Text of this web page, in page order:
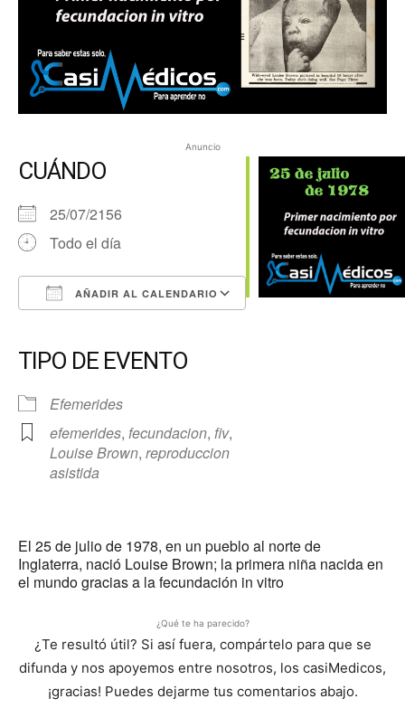
Anuncio
CUÁNDO
25/07/2156
Todo el día
AÑADIR AL CALENDARIO
TIPO DE EVENTO
Efemerides
efemerides, fecundacion, fiv,
Louise Brown, reproduccion
asistida
El 25 de julio de 1978, en un pueblo al norte de
Inglaterra, nació Louise Brown; la primera niña nacida en
el mundo gracias a la fecundación in vitro
¿Qué te ha parecido?
¿Te resultó útil? Si así fuera, compártelo para que se
difunda y nos apoyemos entre nosotros, los casiMedicos,
¡gracias! Puedes dejarme tus comentarios abajo.